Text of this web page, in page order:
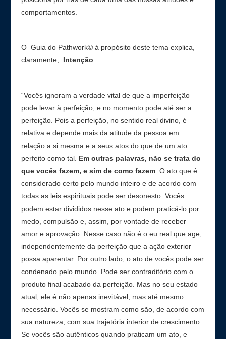
comportamentos.
O Guia do Pathwork© à propósito deste tema explica,
claramente, Intenção:
“Vocês ignoram a verdade vital de que a imperfeição
pode levar à perfeição, e no momento pode até ser a
perfeição. Pois a perfeição, no sentido real divino, é
relativa e depende mais da atitude da pessoa em
relação a si mesma e a seus atos do que de um ato
perfeito como tal. Em outras palavras, não se trata do
que vocês fazem, e sim de como fazem . O ato que é
considerado certo pelo mundo inteiro e de acordo com
todas as leis espirituais pode ser desonesto. Vocês
podem estar divididos nesse ato e podem praticá-lo por
medo, compulsão e, assim, por vontade de receber
amor e aprovação. Nesse caso não é o eu real que age,
independentemente da perfeição que a ação exterior
possa aparentar. Por outro lado, o ato de vocês pode ser
condenado pelo mundo. Pode ser contraditório com o
produto final acabado da perfeição. Mas no seu estado
atual, ele é não apenas inevitável, mas até mesmo
necessário. Vocês se mostram como são, de acordo com
sua natureza, com sua trajetória interior de crescimento.
Se vocês são autênticos quando praticam um ato, e